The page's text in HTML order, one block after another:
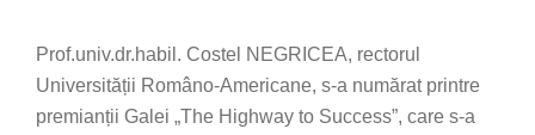
Prof.univ.dr.habil. Costel NEGRICEA, rectorul
Universității Româno-Americane, s-a numărat printre
premianții Galei „The Highway to Success”, care s-a